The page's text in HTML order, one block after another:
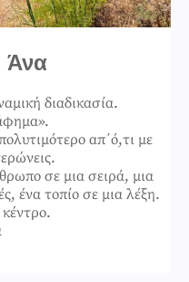
Άνα
διαδικασία.
απ΄ό,τι με
σε μια σειρά, μια
ένα τοπίο σε μια λέξη.